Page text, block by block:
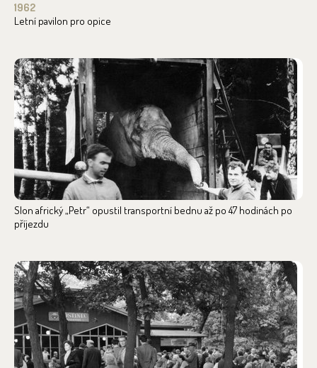
1962
Letní pavilon pro opice
Slon africký „Petr“ opustil transportní bednu až po 47 hodinách po
příjezdu